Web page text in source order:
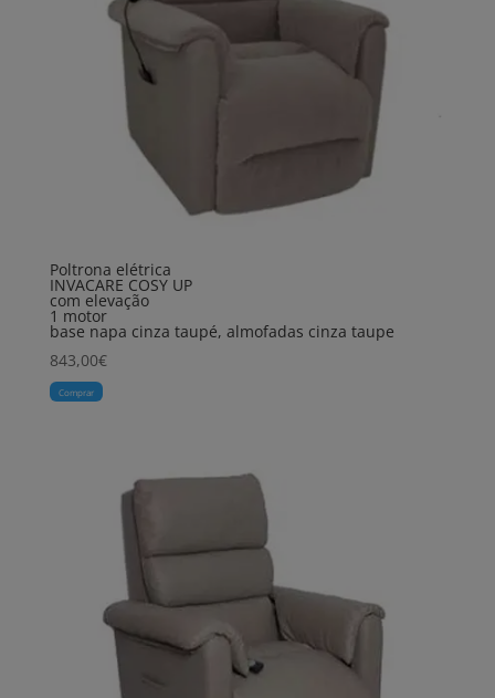
Poltrona elétrica
INVACARE COSY UP
com elevação
1 motor
base napa cinza taupé, almofadas cinza taupe
843,00€
Comprar